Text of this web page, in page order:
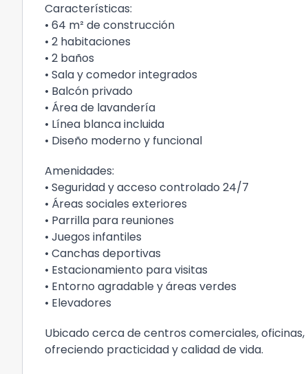
Características:
• 64 m² de construcción
• 2 habitaciones
• 2 baños
• Sala y comedor integrados
• Balcón privado
• Área de lavandería
• Línea blanca incluida
• Diseño moderno y funcional
Amenidades:
• Seguridad y acceso controlado 24/7
• Áreas sociales exteriores
• Parrilla para reuniones
• Juegos infantiles
• Canchas deportivas
• Estacionamiento para visitas
• Entorno agradable y áreas verdes
• Elevadores
Ubicado cerca de centros comerciales,
ofreciendo practicidad y calidad de vida.